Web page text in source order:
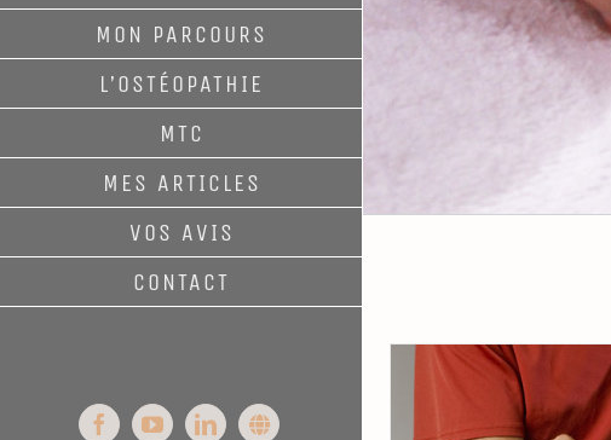
MON PARCOURS
L’OSTÉOPATHIE
MTC
MES ARTICLES
VOS AVIS
CONTACT
FacebookYouTubeLinkedInSyntoni